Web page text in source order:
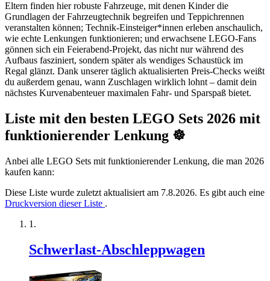
Eltern finden hier robuste Fahrzeuge, mit denen Kinder die
Grundlagen der Fahrzeug­technik begreifen und Teppich­rennen
veranstalten können; Technik-Einsteiger*innen erleben anschaulich,
wie echte Lenk­ungen funktionieren; und erwachsene LEGO-Fans
gönnen sich ein Feierabend-Projekt, das nicht nur während des
Aufbaus fasziniert, sondern später als wendiges Schaustück im
Regal glänzt. Dank unserer täglich aktualisierten Preis-Checks weißt
du außerdem genau, wann Zuschlagen wirklich lohnt – damit dein
nächstes Kurvenabenteuer maximalen Fahr- und Sparspaß bietet.
Liste mit den besten LEGO Sets 2026 mit
funktionierender Lenkung ☸️
Anbei alle LEGO Sets mit funktionierender Lenkung, die man 2026
kaufen kann:
Diese Liste wurde zuletzt aktualisiert am 7.8.2026. Es gibt auch eine
Druckversion dieser Liste .
Schwerlast-Abschleppwagen